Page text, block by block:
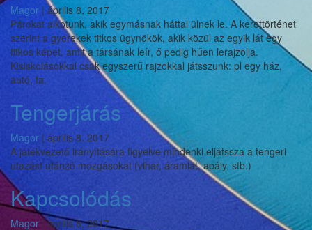
Magor | április 8, 2017
Párokat alkotunk, akik egymásnak háttal ülnek le. A kerettörténet
szerint a gyerekek titkos ügynökök, akik közül az egyik lát egy
titkos képet, amit a társának leír, ő pedig hűen lerajzolja.
Kisiskolásokkal csak egyszerű rajzokkal játsszunk: pl egy ház,
autó, fa.
Tengerjárás
Magor | április 8, 2017
A játékvezető irányítására figyelve mindenki eljátssza a tengeri
utazást utánzó mozgásokat (vihar, áramlat, apály, stb.)
Kapcsolódás
Magor |április 8, 2017